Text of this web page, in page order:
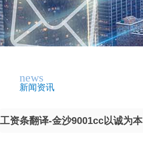
news
新闻资讯
工资条翻译-金沙9001cc以诚为本